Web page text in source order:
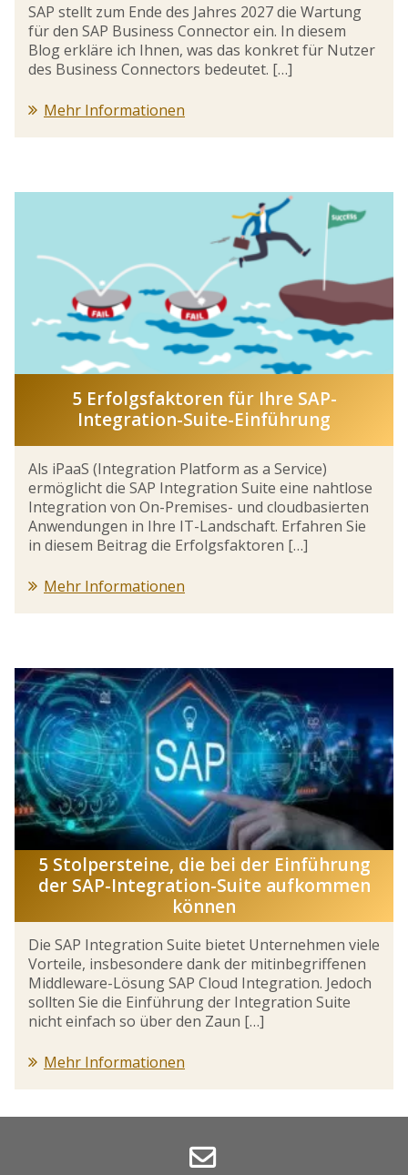
SAP stellt zum Ende des Jahres 2027 die Wartung
für den SAP Business Connector ein. In diesem
Blog erkläre ich Ihnen, was das konkret für Nutzer
des Business Connectors bedeutet. […]
Mehr Informationen
5 Erfolgsfaktoren für Ihre SAP-
Integration-Suite-Einführung
Als iPaaS (Integration Platform as a Service)
ermöglicht die SAP Integration Suite eine nahtlose
Integration von On-Premises- und cloudbasierten
Anwendungen in Ihre IT-Landschaft. Erfahren Sie
in diesem Beitrag die Erfolgsfaktoren […]
Mehr Informationen
5 Stolpersteine, die bei der Einführung
der SAP-Integration-Suite aufkommen
können
Die SAP Integration Suite bietet Unternehmen viele
Vorteile, insbesondere dank der mitinbegriffenen
Middleware-Lösung SAP Cloud Integration. Jedoch
sollten Sie die Einführung der Integration Suite
nicht einfach so über den Zaun […]
Mehr Informationen